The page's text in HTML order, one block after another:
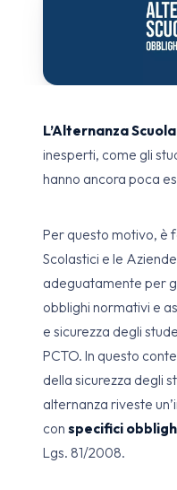
L’Alternanza
inesperti, come gli
hanno ancora poca
Per questo motivo, è
Scolastici e le
adeguatamente per
obblighi normativi e
e sicurezza degli
PCTO. In questo
della sicurezza degli
alternanza riveste
con specifici
Lgs. 81/2008.